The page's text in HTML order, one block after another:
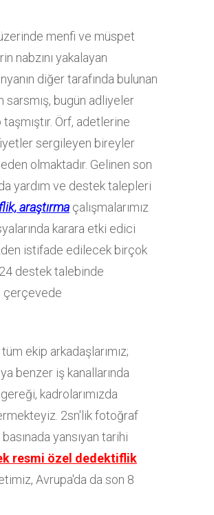
menfi ve müspet
nabzını yakalayan
diğer tarafında bulunan
sarsmış, bugün adliyeler
Örf, adetlerine
sergileyen bireyler
olmaktadır. Gelinen son
yardım ve destek talepleri
araştırma çalışmalarımız
karara etki edici
istifade edilecek birçok
destek talebinde
çerçevede
ekip arkadaşlarımız;
benzer iş kanallarında
kadrolarımızda
2sn'lik fotoğraf
basınada yansıyan tarihi
resmi özel dedektiflik
Avrupa'da da son 8